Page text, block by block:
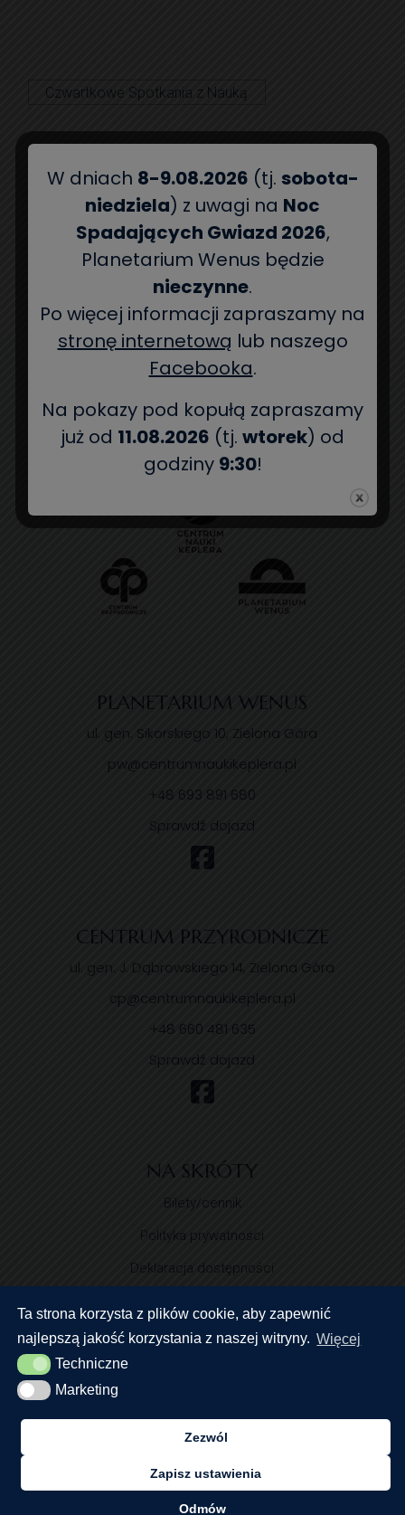
Czwartkowe Spotkania z Nauką
CENTRUM NAUKI KEPLERA
PLANETARIUM WENUS
ul. gen. Sikorskiego 10, Zielona Góra
pw@centrumnaukikeplera.pl
+48 693 891 680
Sprawdź dojazd
CENTRUM PRZYRODNICZE
ul. gen. J. Dąbrowskiego 14, Zielona Góra
cp@centrumnaukikeplera.pl
+48 660 481 635
Sprawdź dojazd
NA SKRÓTY
Bilety/cennik
Polityka prywatności
Deklaracja dostępności
© 2024 Centrum Nauki Keplera. Wszystkie prawa
Realizacja:
Ta strona korzysta z plików cookie, aby zapewnić
najlepszą jakość korzystania z naszej witryny. Więcej
TechniczneTechniczne
MarketingMarketing
Odmów
Zapisz ustawienia
Zezwól
W dniach 8-9.08.2026 (tj. sobota-
niedziela) z uwagi na Noc
Spadających Gwiazd 2026,
Planetarium Wenus będzie
nieczynne.
Po więcej informacji zapraszamy na
stronę internetową lub naszego
Facebooka.
Na pokazy pod kopułą zapraszamy
już od 11.08.2026 (tj. wtorek) od
godziny 9:30!